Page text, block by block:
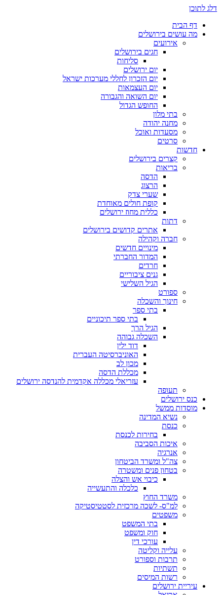
דלג לתוכן
דף הבית
מה עושים בירושלים
אירועים
חגים בירושלים
סליחות
יום ירושלים
יום הזכרון לחללי מערכות ישראל
יום העצמאות
יום השואה והגבורה
החופש הגדול
בתי מלון
מחנה יהודה
מסעדות ואוכל
סרטים
חדשות
קצרים בירושלים
בריאות
הדסה
הרצוג
שערי צדק
קופת חולים מאוחדת
כללית מחוז ירושלים
דתות
אתרים קדושים בירושלים
חברה וקהילה
מינויים חדשים
המדור החברתי
חרדים
גנים ציבוריים
הגיל השלישי
ספורט
חינוך והשכלה
בתי ספר
בתי ספר תיכוניים
הגיל הרך
השכלה גבוהה
דוד ילין
האוניברסיטה העברית
מכון לב
מכללת הדסה
עזריאלי מכללה אקדמית להנדסה ירושלים
תעופה
כנס ירושלים
מוסדות ממשל
נשיא המדינה
כנסת
בחירות לכנסת
איכות הסביבה
אנרגיה
צה"ל ומשרד הביטחון
בטחון פנים ומשטרה
כיבוי אש והצלה
כלכלה והתעשייה
משרד החוץ
למ"ס- לשכה מרכזית לסטטיסטיקה
משפטים
בתי המשפט
חוק ומשפט
עורכי דין
עלייה וקליטה
תרבות וספורט
תשתיות
רשות המיסים
עיריית ירושלים